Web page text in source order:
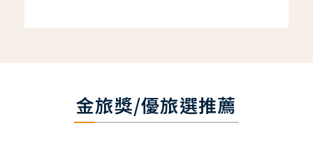
金旅獎/優旅選推薦